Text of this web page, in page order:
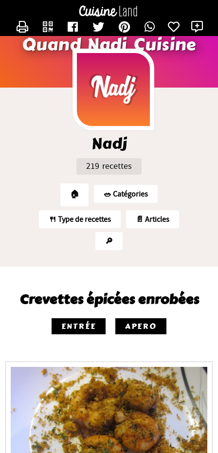
Quand Nadj Cuisine
Nadj
219 recettes
🏠 🥗️ Catégories
🍴 Type de recettes 📄 Articles
🔎
Crevettes épicées enrobées
ENTRÉE APERO
CONTACTER NADJ